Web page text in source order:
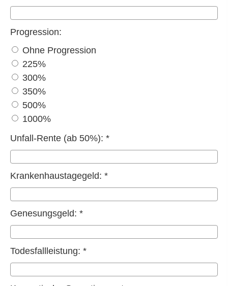
Progression:
Ohne Progression
225%
300%
350%
500%
1000%
Unfall-Rente (ab 50%): *
Krankenhaustagegeld: *
Genesungsgeld: *
Todesfallleistung: *